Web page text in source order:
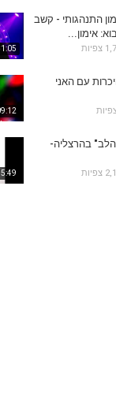
התנהגותי - קשב
אימון...
עם האני
הלב" בהרצליה-